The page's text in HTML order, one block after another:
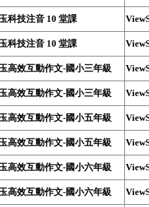
科技注音 10 堂課
科技注音 10 堂課
高效互動作文-國小三年級
高效互動作文-國小三年級
高效互動作文-國小五年級
高效互動作文-國小五年級
高效互動作文-國小六年級
高效互動作文-國小六年級